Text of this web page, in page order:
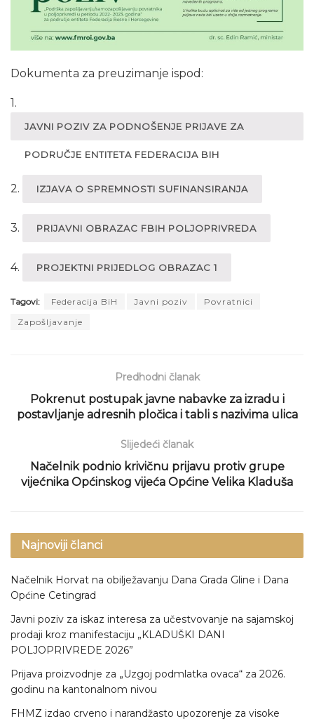
Dokumenta za preuzimanje ispod:
1.
JAVNI POZIV ZA PODNOŠENJE PRIJAVE ZA
PODRUČJE ENTITETA FEDERACIJA BIH
2. IZJAVA O SPREMNOSTI SUFINANSIRANJA
3. PRIJAVNI OBRAZAC FBIH POLJOPRIVREDA
4. PROJEKTNI PRIJEDLOG OBRAZAC 1
Tagovi: Federacija BiH Javni poziv
Povratnici
Zapošljavanje
Predhodni članak
Pokrenut postupak javne nabavke za izradu i
postavljanje adresnih pločica i tabli s nazivima ulica
Slijedeći članak
Načelnik podnio krivičnu prijavu protiv grupe
vijećnika Općinskog vijeća Općine Velika Kladuša
Najnoviji članci
Načelnik Horvat na obilježavanju Dana Grada Gline i Dana
Općine Cetingrad
Javni poziv za iskaz interesa za učestvovanje na sajamskoj
prodaji kroz manifestaciju „KLADUŠKI DANI
POLJOPRIVREDE 2026”
Prijava proizvodnje za „Uzgoj podmlatka ovaca“ za 2026.
godinu na kantonalnom nivou
FHMZ izdao crveno i narandžasto upozorenje za visoke